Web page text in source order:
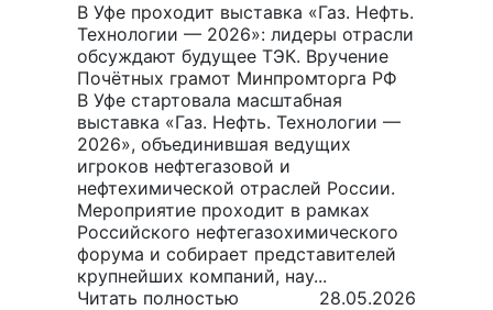
В Уфе проходит выставка «Газ. Нефть.
Технологии — 2026»: лидеры отрасли
обсуждают будущее ТЭК. Вручение
Почётных грамот Минпромторга РФ
В Уфе стартовала масштабная
выставка «Газ. Нефть. Технологии —
2026», объединившая ведущих
игроков нефтегазовой и
нефтехимической отраслей России.
Мероприятие проходит в рамках
Российского нефтегазохимического
форума и собирает представителей
крупнейших компаний, нау...
Читать полностью
28.05.2026